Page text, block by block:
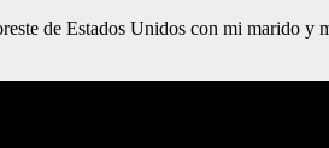
de Estados Unidos con mi marido y